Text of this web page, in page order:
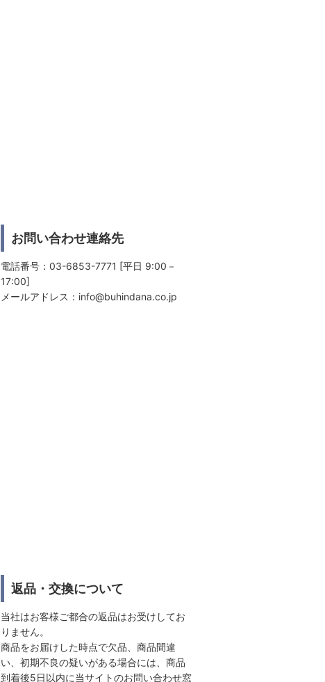
お問い合わせ連絡先
電話番号：03-6853-7771 [平日 9:00－
17:00]
メールアドレス： info@buhindana.co.jp
返品・交換について
当社はお客様ご都合の返品はお受けしてお
りません。
商品をお届けした時点で欠品、商品間違
い、初期不良の疑いがある場合には、商品
到着後5日以内に当サイトのお問い合わせ窓